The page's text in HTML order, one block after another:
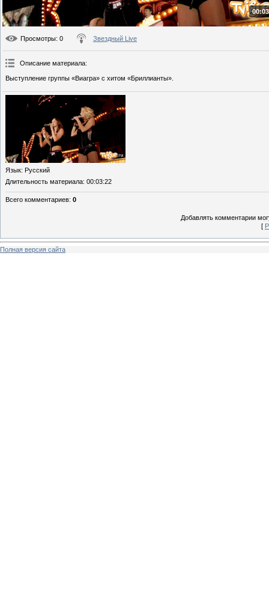
Просмотры: 0 Звездный Live
Описание материала:
Выступление группы «Виагра» с хитом «Бриллианты».
Язык: Русский
Длительность материала: 00:03:22
Всего комментариев: 0
Добавлять комментарии
[
Полная версия сайта